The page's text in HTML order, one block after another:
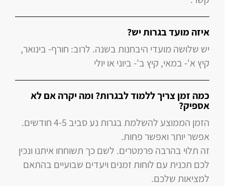
איזה מועד בגרות יש?
יש שלושה מועדי היבחנות בשנה. לרוב: חורף- בינואר,
קיץ א'- במאי, קיץ ב'- ביוני או יולי
כמה זמן צריך ללמוד לבגרות? ומה יקרה אם לא
אספיק?
הזמן הממוצע להשלמת בגרות נע סביב 4-5 חודשים.
אפשר יותר ואפשר פחות.
זה תלוי בהרבה פרמטרים. לשם כך תשוחחו איתנו ונכין
לכם תכנית עם לוחות זמנים ויעדים שבועיים בהתאם
למציאות שלכם.